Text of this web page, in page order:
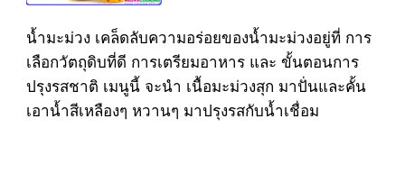
น้ำมะม่วง เคล็ดลับความอร่อยของน้ำมะม่วงอยู่ที่ การ
เลือกวัตถุดิบที่ดี การเตรียมอาหาร และ ขั้นตอนการ
ปรุงรสชาติ เมนูนี้ จะนำ เนื้อมะม่วงสุก มาปั่นและคั้น
เอาน้ำสีเหลืองๆ หวานๆ มาปรุงรสกับน้ำเชื่อม